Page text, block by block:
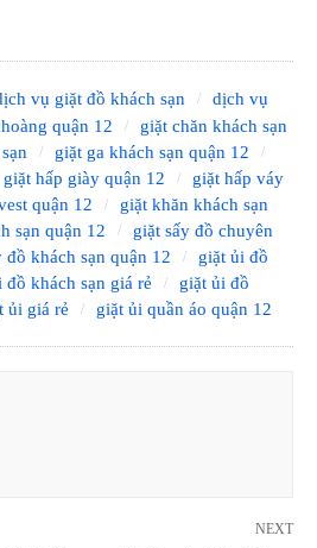
vụ giặt đồ khách sạn
dịch vụ
quận 12
giặt chăn khách sạn
giặt ga khách sạn quận 12
giặt hấp giày quận 12
giặt hấp váy
quận 12
giặt khăn khách sạn
sạn quận 12
giặt sấy đồ chuyên
đồ khách sạn quận 12
giặt ủi đồ
đồ khách sạn giá rẻ
giặt ủi đồ
ủi giá rẻ giặt ủi quần áo quận 12
NEXT